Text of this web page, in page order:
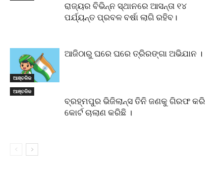
ରାଜ୍ୟର ବିଭିନ୍ନ ସ୍ଥାନରେ ଆସନ୍ତା ୧୪
ପର୍ଯ୍ୟନ୍ତ ପ୍ରବଳ ବର୍ଷା ଲାଗି ରହିବ।
ଆଞ୍ଚଳିକ
ଆଜିଠାରୁ ଘରେ ଘରେ ତ୍ରିରଙ୍ଗା ଅଭିଯାନ ।
ଆଞ୍ଚଳିକ
ବ୍ରହ୍ମପୁର ଭିଜିଲାନ୍ସ ତିନି ଜଣକୁ ଗିରଫ କରି
କୋର୍ଟ ଚାଲାଣ କରିଛି ।